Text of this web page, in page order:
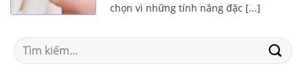
chọn vì những tính năng đặc [...]
Search
for: